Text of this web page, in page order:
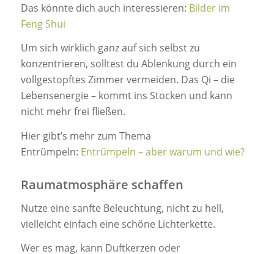
Das könnte dich auch interessieren: Bilder im
Feng Shui
Um sich wirklich ganz auf sich selbst zu
konzentrieren, solltest du Ablenkung durch ein
vollgestopftes Zimmer vermeiden. Das Qi – die
Lebensenergie – kommt ins Stocken und kann
nicht mehr frei fließen.
Hier gibt’s mehr zum Thema
Entrümpeln: Entrümpeln – aber warum und wie?
Raumatmosphäre schaffen
Nutze eine sanfte Beleuchtung, nicht zu hell,
vielleicht einfach eine schöne Lichterkette.
Wer es mag, kann Duftkerzen oder